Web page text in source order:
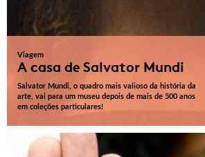
Viagem
A casa de Salvator Mundi
Salvator Mundi, o quadro mais valioso da história da
arte, vai para um museu depois de mais de 500 anos
em coleções particulares!